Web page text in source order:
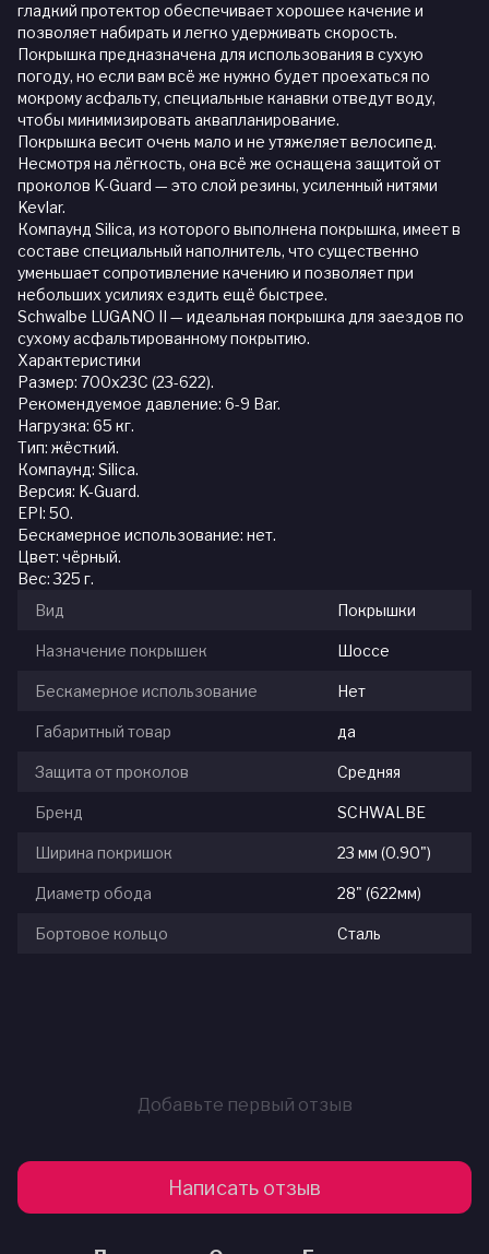
гладкий протектор обеспечивает хорошее качение и
позволяет набирать и легко удерживать скорость.
Покрышка предназначена для использования в сухую
погоду, но если вам всё же нужно будет проехаться по
мокрому асфальту, специальные канавки отведут воду,
чтобы минимизировать аквапланирование.
Покрышка весит очень мало и не утяжеляет велосипед.
Несмотря на лёгкость, она всё же оснащена защитой от
проколов K-Guard — это слой резины, усиленный нитями
Kevlar.
Компаунд Silica, из которого выполнена покрышка, имеет в
составе специальный наполнитель, что существенно
уменьшает сопротивление качению и позволяет при
небольших усилиях ездить ещё быстрее.
Schwalbe LUGANO II — идеальная покрышка для заездов по
сухому асфальтированному покрытию.
Характеристики
Размер: 700x23C (23-622).
Рекомендуемое давление: 6-9 Bar.
Нагрузка: 65 кг.
Тип: жёсткий.
Компаунд: Silica.
Версия: K-Guard.
EPI: 50.
Бескамерное использование: нет.
Цвет: чёрный.
Вес: 325 г.
Вид
Покрышки
Назначение покрышек Шоссе
Бескамерное использование Нет
Габаритный товар да
Защита от проколов Средняя
Бренд SCHWALBE
Ширина покришок 23 мм (0.90")
Диаметр обода 28" (622мм)
Бортовое кольцо Сталь
Добавьте первый отзыв
Написать отзыв